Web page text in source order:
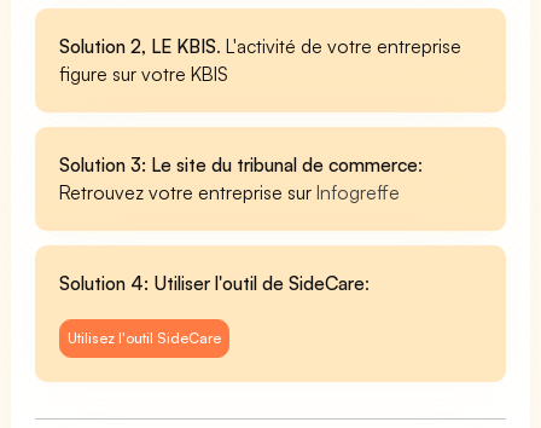
Solution 2, LE KBIS. L'activité de votre entreprise
figure sur votre KBIS
Solution 3: Le site du tribunal de commerce:
Retrouvez votre entreprise surInfogreffe
Solution 4: Utiliser l'outil de SideCare:
Utilisez l'outil SideCare